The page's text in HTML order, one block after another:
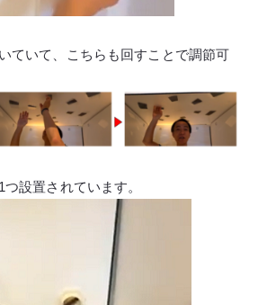
ていて、こちらも回すことで調節可
設置されています。